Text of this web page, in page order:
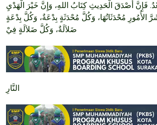
فَإِنَّ أَصْدَقَ الْحَدِيثِ كِتَابُ اللهِ، وَإِنَّ خَيْرَ الْهَدْيِ
الأُمُورِ مُحْدَثَاتُهَا، وَكُلَّ مُحْدَثَةٍ بِدْعَةٌ، وَكُلَّ بِدْعَةٍ
ضَلاَلَةٌ، وَكُلَّ ضَلاَلَةٍ فِيْ
النَّارِ